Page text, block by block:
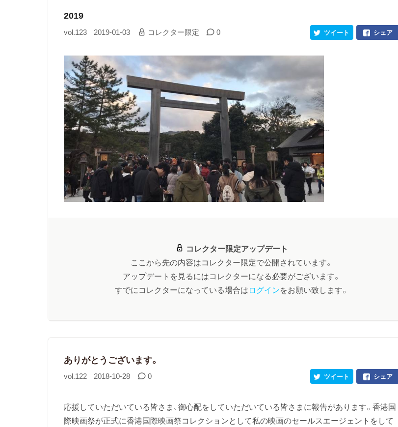
2019
vol.123 2019-01-03 コレクター限定 0 シェア
ツイート
...
コレクター限定アップデート
ここから先の内容はコレクター限定で公開されています。
アップデートを見るにはコレクターになる必要がございます。
すでにコレクターになっている場合はログインをお願い致します。
ありがとうございます。
vol.122 2018-10-28 0 シェア
ツイート
応援していただいている皆さま、御心配をしていただいている皆さまに報告があります。香港国
際映画祭が正式に香港国際映画祭コレクションとして私の映画のセールスエージェントをして